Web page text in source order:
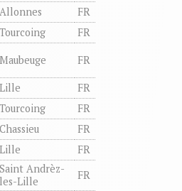
Allonnes FR
Tourcoing FR
Maubeuge FR
Lille FR
Tourcoing FR
Chassieu FR
Lille FR
Saint Andrèz-
les-Lille
FR